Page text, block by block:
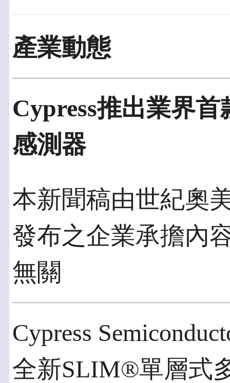
產業動態
Cypress推出業界
感測器
本新聞稿由世紀奧
發布之企業承擔內
無關
Cypress
全新SLIM®單層式